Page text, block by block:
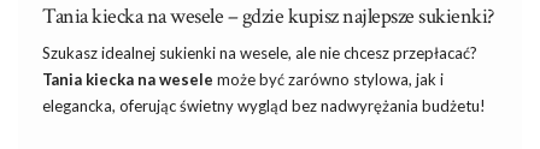
Tania kiecka na wesele – gdzie kupisz najlepsze sukienki?
Szukasz idealnej sukienki na wesele, ale nie chcesz przepłacać?
Tania kiecka na wesele może być zarówno stylowa, jaki
elegancka, oferując świetny wygląd bez nadwyrężania budżetu!